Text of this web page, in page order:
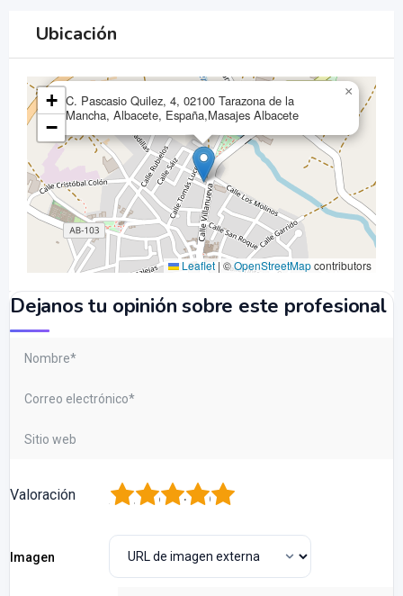
Ubicación
C. Pascasio Quilez, 4, 02100 Tarazona de la
Mancha, Albacete, España,Masajes Albacete
×
+
−
Leaflet | ©OpenStreetMapcontributors
Dejanos tu opinión sobre este profesional
Valoración 5
4
3
2
Imagen